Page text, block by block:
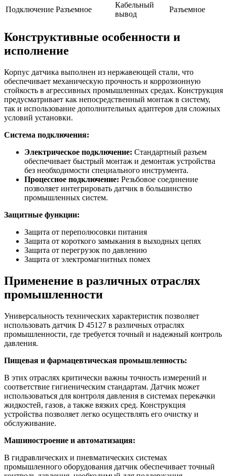
Подключение Разъемное
Кабельный
вывод
Разъемное
Конструктивные особенности и
исполнение
Корпус датчика выполнен из нержавеющей стали, что
обеспечивает механическую прочность и коррозионную
стойкость в агрессивных промышленных средах. Конструкция
предусматривает как непосредственный монтаж в систему,
так и использование дополнительных адаптеров для сложных
условий установки.
Система подключения:
Электрическое подключение: Стандартный разъем
обеспечивает быстрый монтаж и демонтаж устройства
без необходимости специального инструмента.
Процессное подключение: Резьбовое соединение
позволяет интегрировать датчик в большинство
промышленных систем.
Защитные функции:
Защита от переполюсовки питания
Защита от короткого замыкания в выходных цепях
Защита от перегрузок по давлению
Защита от электромагнитных помех
Применение в различных отраслях
промышленности
Универсальность технических характеристик позволяет
использовать датчик D 45127 в различных отраслях
промышленности, где требуется точный и надежный контроль
давления.
Пищевая и фармацевтическая промышленность:
В этих отраслях критически важны точность измерений и
соответствие гигиеническим стандартам. Датчик может
использоваться для контроля давления в системах перекачки
жидкостей, газов, а также вязких сред. Конструкция
устройства позволяет легко осуществлять его очистку и
обслуживание.
Машиностроение и автоматизация:
В гидравлических и пневматических системах
промышленного оборудования датчик обеспечивает точный